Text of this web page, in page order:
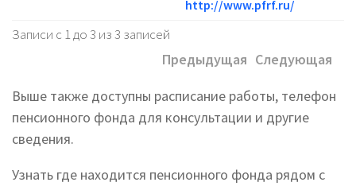
http://www.pfrf.ru/
Записи с 1 до 3 из 3 записей
Предыдущая Следующая
Выше также доступны расписание работы, телефон
пенсионного фонда для консультации и другие
сведения.
Узнать где находится пенсионного фонда рядом с